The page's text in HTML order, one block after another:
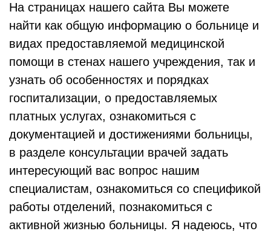
На страницах нашего сайта Вы можете
найти как общую информацию о больнице и
видах предоставляемой медицинской
помощи в стенах нашего учреждения, так и
узнать об особенностях и порядках
госпитализации, о предоставляемых
платных услугах, ознакомиться с
документацией и достижениями больницы,
в разделе консультации врачей задать
интересующий вас вопрос нашим
специалистам, ознакомиться со спецификой
работы отделений, познакомиться с
активной жизнью больницы. Я надеюсь, что